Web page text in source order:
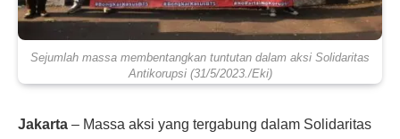
Sejumlah massa membentangkan tuntutan dalam aksi Solidaritas
Antikorupsi (31/5/2023./Eki)
Jakarta – Massa aksi yang tergabung dalam Solidaritas